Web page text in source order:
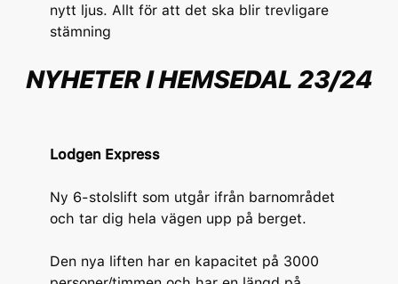
nytt ljus. Allt för att det ska blir trevligare
stämning
NYHETER I HEMSEDAL 23/24
Lodgen Express
Ny 6-stolslift som utgår ifrån barnområdet
och tar dig hela vägen upp på berget.
Den nya liften har en kapacitet på 3000